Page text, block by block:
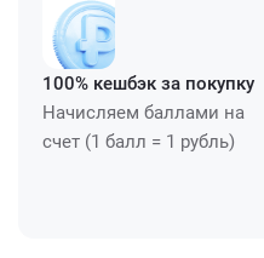
100% кешбэк за покупку
Начисляем баллами на
счет (1 балл = 1 рубль)